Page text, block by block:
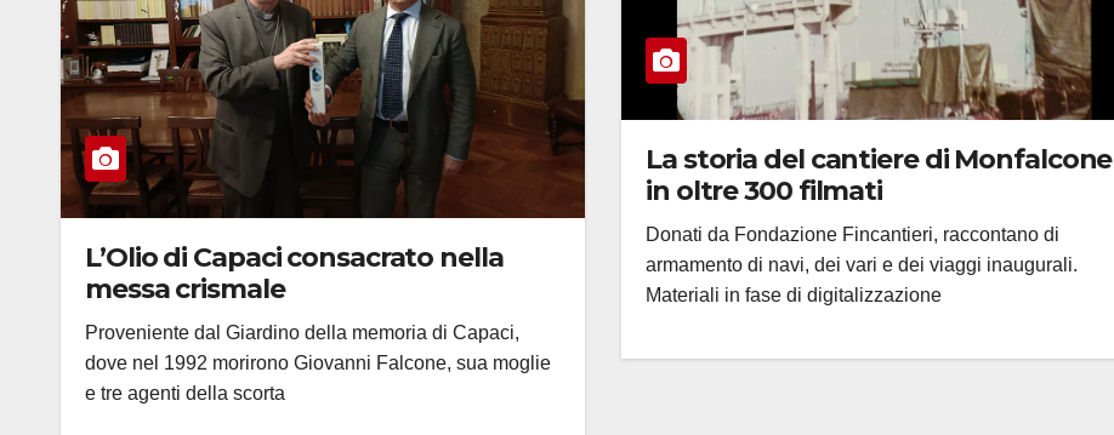
L’Olio di Capaci consacrato nella
messa crismale
Proveniente dal Giardino della memoria di Capaci,
dove nel 1992 morirono Giovanni Falcone, sua moglie
e tre agenti della scorta
La storia del cantiere di Monfalcone
in oltre 300 filmati
Donati da Fondazione Fincantieri, raccontano di
armamento di navi, dei vari e dei viaggi inaugurali.
Materiali in fase di digitalizzazione